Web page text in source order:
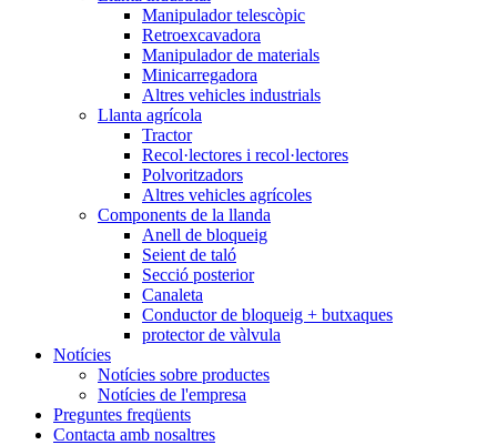
Manipulador telescòpic
Retroexcavadora
Manipulador de materials
Minicarregadora
Altres vehicles industrials
Llanta agrícola
Tractor
Recol·lectores i recol·lectores
Polvoritzadors
Altres vehicles agrícoles
Components de la llanda
Anell de bloqueig
Seient de taló
Secció posterior
Canaleta
Conductor de bloqueig + butxaques
protector de vàlvula
Notícies
Notícies sobre productes
Notícies de l'empresa
Preguntes freqüents
Contacta amb nosaltres